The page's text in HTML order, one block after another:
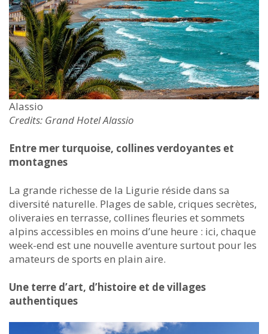
Alassio
Credits: Grand Hotel Alassio
Entre mer turquoise, collines verdoyantes et
montagnes
La grande richesse de la Ligurie réside dans sa
diversité naturelle. Plages de sable, criques secrètes,
oliveraies en terrasse, collines fleuries et sommets
alpins accessibles en moins d’une heure : ici, chaque
week-end est une nouvelle aventure surtout pour les
amateurs de sports en plain aire.
Une terre d’art, d’histoire et de villages
authentiques